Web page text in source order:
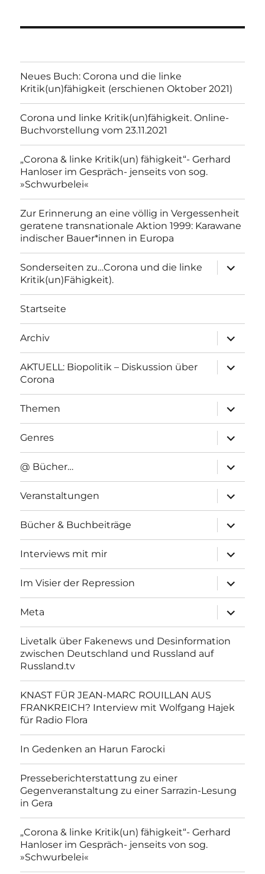
Neues Buch: Corona und die linke
Kritik(un)fähigkeit (erschienen Oktober 2021)
Corona und linke Kritik(un)fähigkeit. Online-
Buchvorstellung vom 23.11.2021
„Corona & linke Kritik(un) fähigkeit“- Gerhard
Hanloser im Gespräch- jenseits von sog.
»Schwurbelei«
Zur Erinnerung an eine völlig in Vergessenheit
geratene transnationale Aktion 1999: Karawane
indischer Bauer*innen in Europa
Sonderseiten zu…Corona und die linke
Kritik(un)Fähigkeit).
anzeigen
Startseite
Archiv
anzeigen
AKTUELL: Biopolitik – Diskussion über
Corona
anzeigen
Themen
anzeigen
Genres
anzeigen
@ Bücher…
anzeigen
Veranstaltungen
anzeigen
Bücher & Buchbeiträge
anzeigen
Interviews mit mir
anzeigen
Im Visier der Repression
anzeigen
Meta
anzeigen
Livetalk über Fakenews und Desinformation
zwischen Deutschland und Russland auf
Russland.tv
KNAST FÜR JEAN-MARC ROUILLAN AUS
FRANKREICH? Interview mit Wolfgang Hajek
für Radio Flora
In Gedenken an Harun Farocki
Presseberichterstattung zu einer
Gegenveranstaltung zu einer Sarrazin-Lesung
in Gera
„Corona & linke Kritik(un) fähigkeit“- Gerhard
Hanloser im Gespräch- jenseits von sog.
»Schwurbelei«